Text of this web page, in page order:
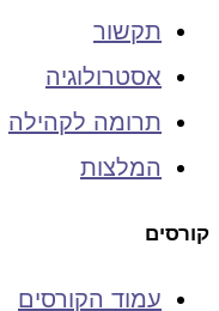
תקשור
אסטרולוגיה
תרומה לקהילה
המלצות
קורסים
עמוד הקורסים